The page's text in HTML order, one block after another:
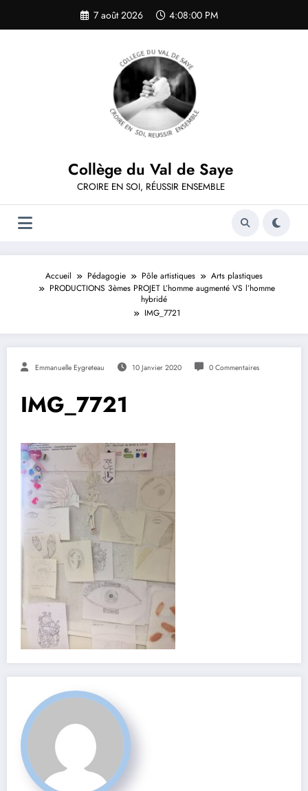
contenu
7 août 2026 4:08:00 PM
Collège du Val de Saye
CROIRE EN SOI, RÉUSSIR ENSEMBLE
Accueil Pédagogie Pôle artistiques
Arts plastiques
PRODUCTIONS 3èmes PROJET L’homme augmenté VS l’homme
hybridé
IMG_7721
Emmanuelle Eygreteau 10 Janvier 2020 0 Commentaires
IMG_7721